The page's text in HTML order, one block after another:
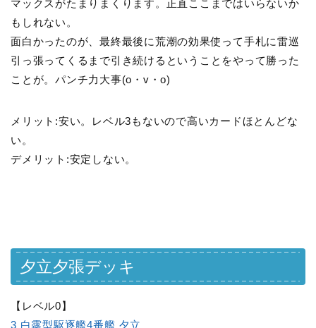
マックスがたまりまくります。正直ここまではいらないか
もしれない。
面白かったのが、最終最後に荒潮の効果使って手札に雷巡
引っ張ってくるまで引き続けるということをやって勝った
ことが。パンチ力大事(o・v・o)
メリット:安い。レベル3もないので高いカードほとんどな
い。
デメリット:安定しない。
夕立夕張デッキ
【レベル0】
3 白露型駆逐艦4番艦 夕立